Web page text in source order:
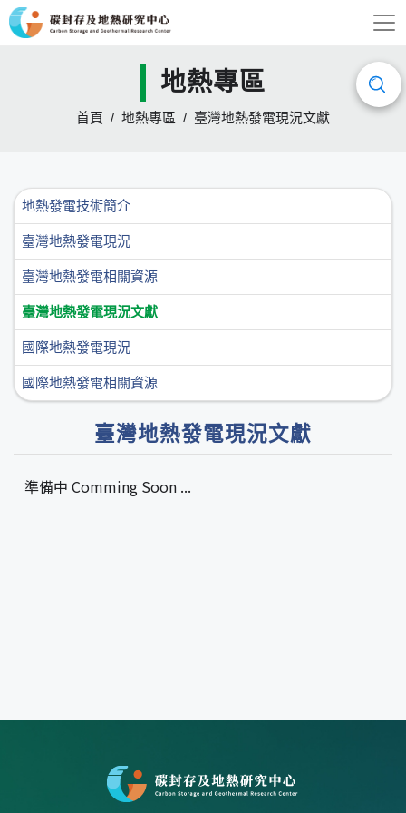
地熱專區
首頁 地熱專區 臺灣地熱發電現況文獻
地熱發電技術簡介
臺灣地熱發電現況
臺灣地熱發電相關資源
臺灣地熱發電現況文獻
國際地熱發電現況
國際地熱發電相關資源
臺灣地熱發電現況文獻
準備中 Comming Soon ...